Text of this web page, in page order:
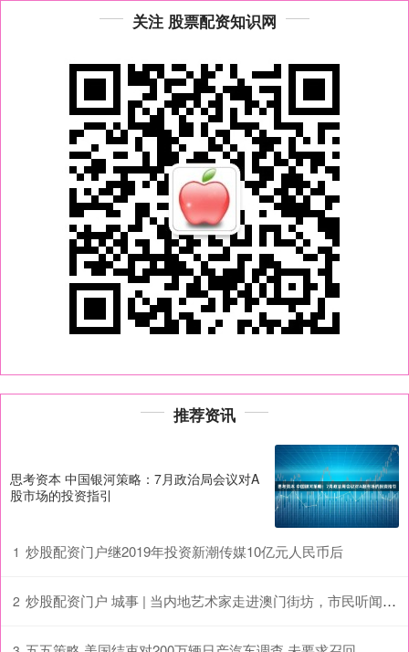
关注 股票配资知识网
推荐资讯
思考资本 中国银河策略：7月政治局会议对A
股市场的投资指引
1 炒股配资门户继2019年投资新潮传媒10亿元人民币后
2 炒股配资门户 城事 | 当内地艺术家走进澳门街坊，市民听闻昆曲秒变柳梦梅